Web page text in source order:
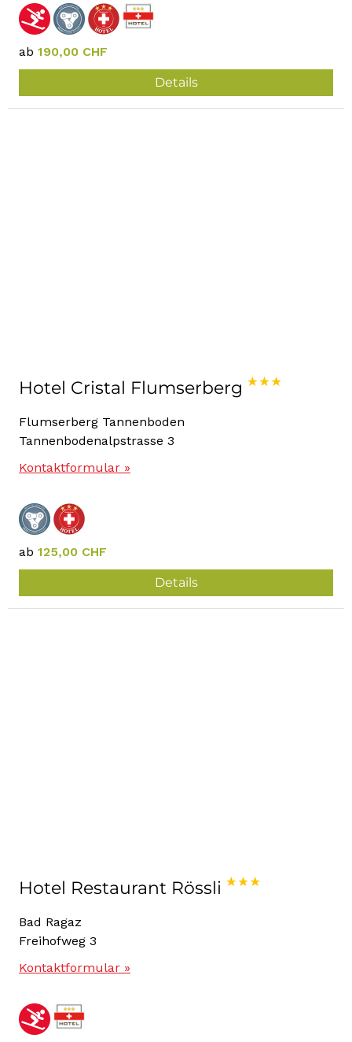
ab 190,00 CHF
Details
Hotel Cristal Flumserberg
Flumserberg Tannenboden
Tannenbodenalpstrasse 3
Kontaktformular »
ab 125,00 CHF
Details
Hotel Restaurant Rössli
Bad Ragaz
Freihofweg 3
Kontaktformular »